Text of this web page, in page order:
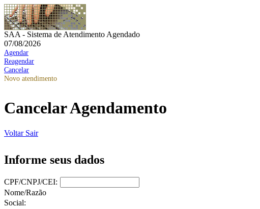
SAA - Sistema de Atendimento Agendado
07/08/2026
Agendar
Reagendar
Cancelar
Novo atendimento
Cancelar Agendamento
Voltar Sair
Informe seus dados
CPF/CNPJ/CEI:
Nome/Razão
Social: